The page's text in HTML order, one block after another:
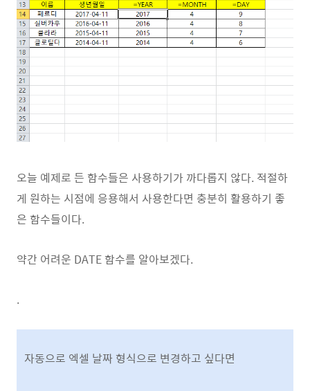
오늘 예제로 든 함수들은 사용하기가 까다롭지 않다. 적절하
게 원하는 시점에 응용해서 사용한다면 충분히 활용하기 좋
은 함수들이다.
약간 어려운 DATE 함수를 알아보겠다.
.
자동으로 엑셀 날짜 형식으로 변경하고 싶다면